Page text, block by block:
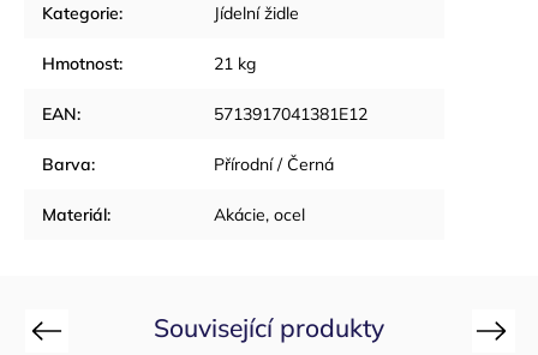
Kategorie: Jídelní židle
Hmotnost: 21 kg
EAN: 5713917041381E12
Barva: Přírodní / Černá
Materiál: Akácie, ocel
Související produkty
Previous Next